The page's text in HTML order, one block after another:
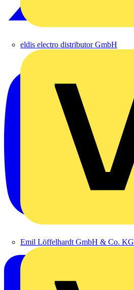
eldis electro distributor GmbH
Emil Löffelhardt GmbH & Co. KG